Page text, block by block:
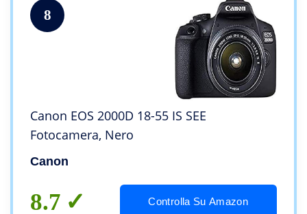
8
Canon EOS 2000D 18-55 IS SEE
Fotocamera, Nero
Canon
8.7 Controlla Su Amazon